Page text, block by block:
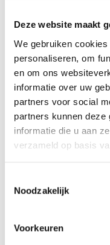
Deze website maakt
We gebruiken
personaliseren, om
en om ons
informatie over uw
partners voor social
partners kunnen deze
informatie die u aan
verzameld op basis
Noodzakelijk
Voorkeuren
SKU17553Categorieën
Barbecues